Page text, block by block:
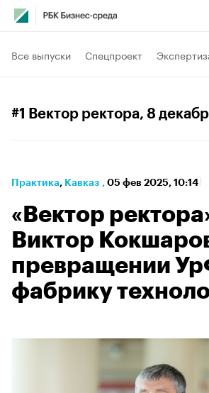
Все выпуски Спецпроект
#1 Вектор ректора, 8
Практика⁠, Кавказ , 05 фев 2025, 10:14
«Вектор
Виктор
превращении
фабрику